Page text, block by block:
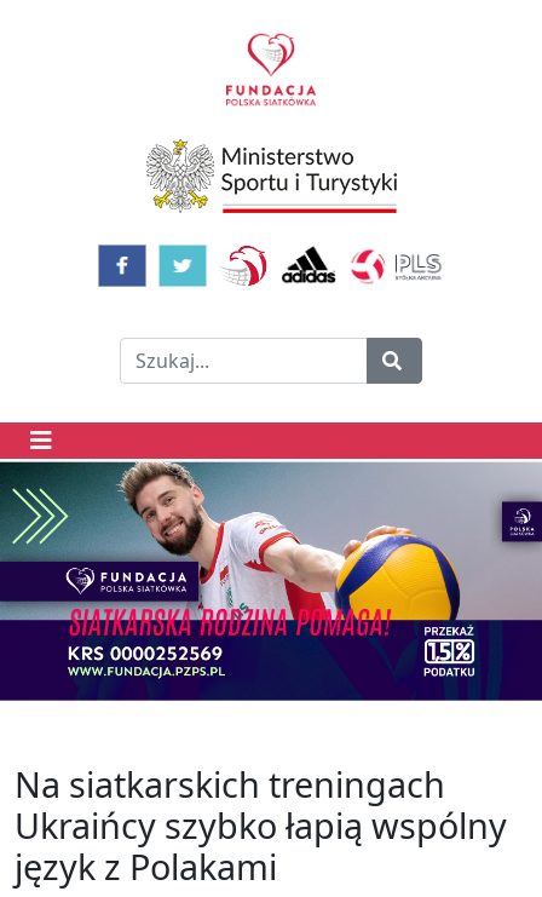
Na siatkarskich treningach
Ukraińcy szybko łapią wspólny
język z Polakami